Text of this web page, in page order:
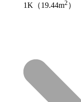
1K（19.44m2 ）